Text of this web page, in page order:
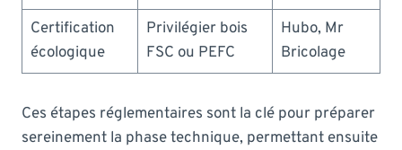
Certification
écologique
Privilégier bois
FSC ou PEFC
Hubo, Mr
Bricolage
Ces étapes réglementaires sont la clé pour préparer
sereinement la phase technique, permettant ensuite